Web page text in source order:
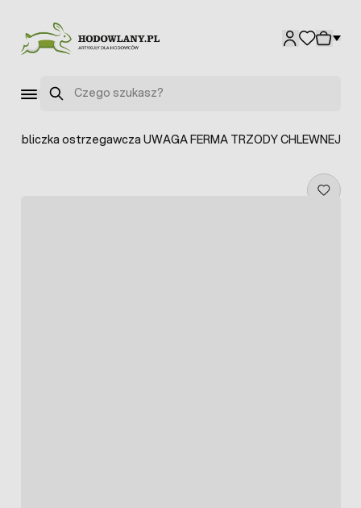
Szukaj
Tabliczka ostrzegawcza UWAGA FERMA TRZODY CHLEWNEJ